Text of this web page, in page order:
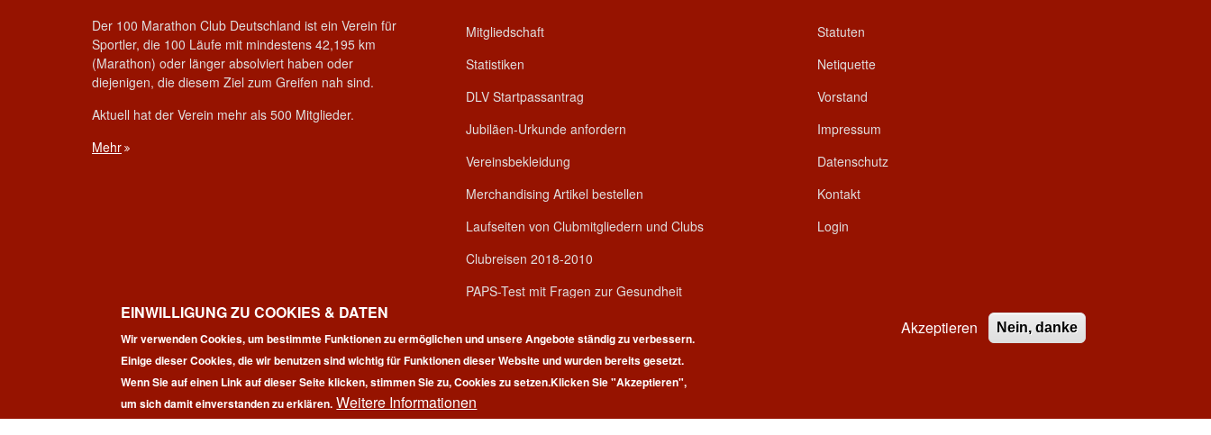
Der 100 Marathon Club Deutschland ist ein Verein für
Sportler, die 100 Läufe mit mindestens 42,195 km
(Marathon) oder länger absolviert haben oder
diejenigen, die diesem Ziel zum Greifen nah sind.
Aktuell hat der Verein mehr als 500 Mitglieder.
Mehr
Mitgliedschaft
Statistiken
DLV Startpassantrag
Jubiläen-Urkunde anfordern
Vereinsbekleidung
Merchandising Artikel bestellen
Laufseiten von Clubmitgliedern und Clubs
Clubreisen 2018-2010
PAPS-Test mit Fragen zur Gesundheit
Statuten
Netiquette
Vorstand
Impressum
Datenschutz
Kontakt
Login
Copyright © 2026 | 100 Marathon Club Deutschland e.V. | All rights reserved.
EINWILLIGUNG ZU COOKIES & DATEN
Wir verwenden Cookies, um bestimmte Funktionen zu ermöglichen und unsere Angebote ständig zu verbessern.
Einige dieser Cookies, die wir benutzen sind wichtig für Funktionen dieser Website und wurden bereits gesetzt.
Wenn Sie auf einen Link auf dieser Seite klicken, stimmen Sie zu, Cookies zu setzen.Klicken Sie "Akzeptieren",
um sich damit einverstanden zu erklären. Weitere Informationen
Akzeptieren Nein, danke